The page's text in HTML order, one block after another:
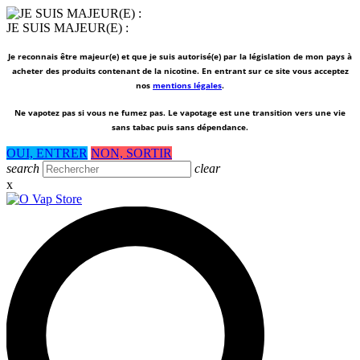
JE SUIS MAJEUR(E) :
Je reconnais être majeur(e) et que je suis autorisé(e) par la législation de mon pays à
acheter des produits contenant de la nicotine. En entrant sur ce site vous acceptez
nos mentions légales.
Ne vapotez pas si vous ne fumez pas. Le vapotage est une transition vers une vie
sans tabac puis sans dépendance.
OUI, ENTRER NON, SORTIR
search
clear
x